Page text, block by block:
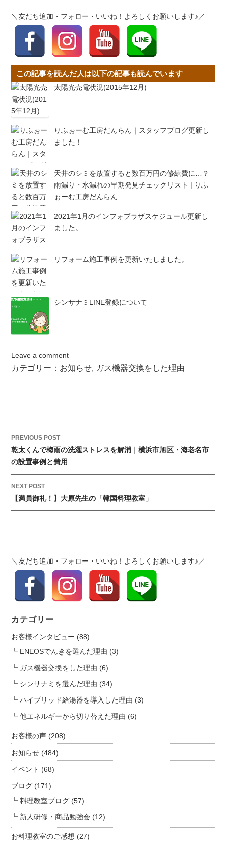
＼友だち追加・フォロー・いいね！よろしくお願いします♪／
この記事を読んだ人は以下の記事も読んでいます
太陽光売電状況(2015年12月)
りふぉーむ工房だんらん｜スタッフブログ更新し
ました！
天井のシミを放置すると数百万円の修繕費に…？
雨漏り・水漏れの早期発見チェックリスト | りふ
ぉーむ工房だんらん
2021年1月のインフォプラザスケジュール更新し
ました。
リフォーム施工事例を更新いたしました。
シンサナミLINE登録について
Leave a comment
カテゴリー： お知らせ, ガス機器交換をした理由
P
o
s
t
n
a
v
t
n
PREVIOUS POST
乾太くんで梅雨の洗濯ストレスを解消｜横浜市旭区・海老名市
の設置事例と費用
NEXT POST
【満員御礼！】大原先生の「韓国料理教室」
＼友だち追加・フォロー・いいね！よろしくお願いします♪／
カテゴリー
お客様インタビュー (88)
ENEOSでんきを選んだ理由 (3)
ガス機器交換をした理由 (6)
シンサナミを選んだ理由 (34)
ハイブリッド給湯器を導入した理由 (3)
他エネルギーから切り替えた理由 (6)
お客様の声 (208)
お知らせ (484)
イベント (68)
ブログ (171)
料理教室ブログ (57)
新人研修・商品勉強会 (12)
お料理教室のご感想 (27)